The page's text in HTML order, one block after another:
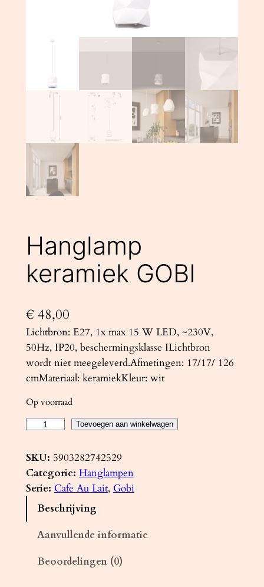
Hanglamp
keramiek GOBI
€ 48,00
Lichtbron: E27, 1x max 15 W LED, ~230V,
50Hz, IP20, beschermingsklasse ILichtbron
wordt niet meegeleverd.Afmetingen: 17/17/ 126
cmMateriaal: keramiekKleur: wit
Op voorraad
n
g
l
Toevoegen aan winkelwagen
SKU: 5903282742529
Categorie: Hanglampen
Serie: Cafe Au Lait, Gobi
Beschrijving
Aanvullende informatie
Beoordelingen (0)